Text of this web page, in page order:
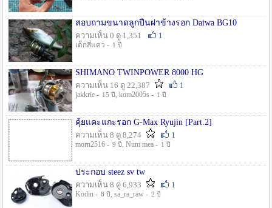
สอบถามขนาดลูกปืนฝาข้างรอก Daiwa BG10
ความเห็น 0 ดู 1,351
1
เด็กสี่แคว - 1 ปี
SHIMANO TWINPOWER 8000 HG
ความเห็น 16 ดู 22,387
1
jakkrie - 15 ปี , kom2005s - 1 ปี
คุ้ยแคะแกะรอก G-Max Ryujin [Part.2]
ความเห็น 8 ดู 8,274
1
morn2516 - 9 ปี , Num mea - 1 ปี
ประกอบ steez sv tw
ความเห็น 8 ดู 6,933
1
Kodin - 8 ปี , sa_ra_raw - 2 ปี